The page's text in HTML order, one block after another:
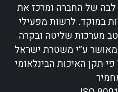
לבה של החברה ומרכז את
במוקד. לרשות מפעילי
מערכות שליטה ובקרה
ע”י משטרת ישראל
תקן האיכות הבינלאומי